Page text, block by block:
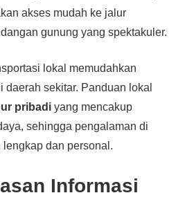
akses mudah ke jalur
gunung yang spektakuler.
lokal memudahkan
sekitar. Panduan lokal
pribadiyang mencakup
sehingga pengalaman di
dan personal.
Informasi